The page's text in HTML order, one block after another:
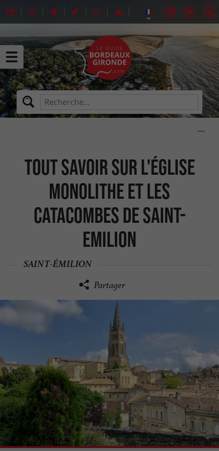
Tout savoir sur l'église
monolithe et les
catacombes de Saint-
Emilion
SAINT-ÉMILION
Partager